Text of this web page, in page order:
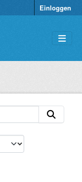
Einloggen